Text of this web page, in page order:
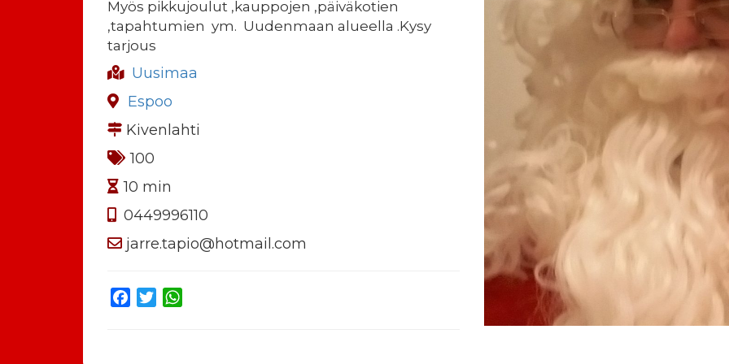
Myös pikkujoulut ,kauppojen ,päiväkotien
,tapahtumien ym. Uudenmaan alueella .Kysy
tarjous
Uusimaa
Espoo
Kivenlahti
100
10 min
0449996110
jarre.tapio@hotmail.com
Facebook
Twitter